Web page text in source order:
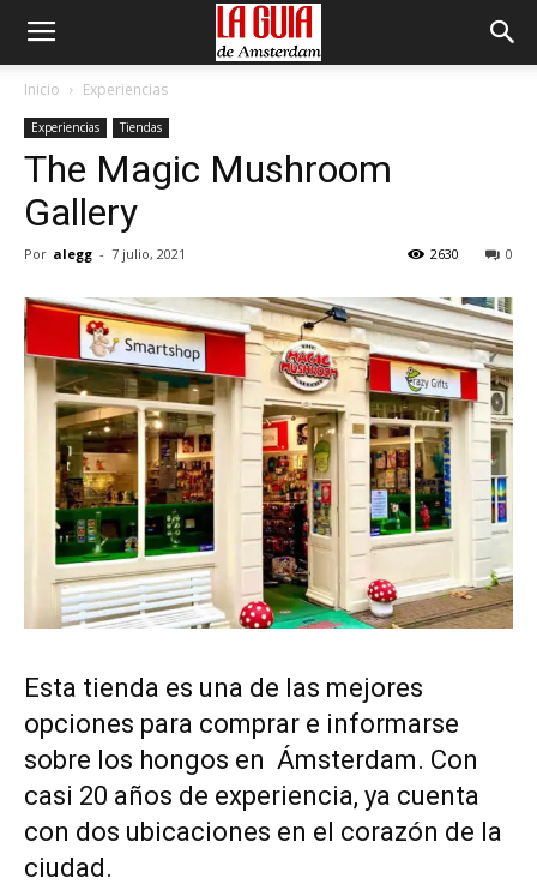
Inicio Experiencias
Experiencias Tiendas
The Magic Mushroom
Gallery
Por alegg - 7 julio, 2021 0
2630
Esta tienda es una de las mejores
opciones para comprar e informarse
sobre los hongos en Ámsterdam. Con
casi 20 años de experiencia, ya cuenta
con dos ubicaciones en el corazón de la
ciudad.